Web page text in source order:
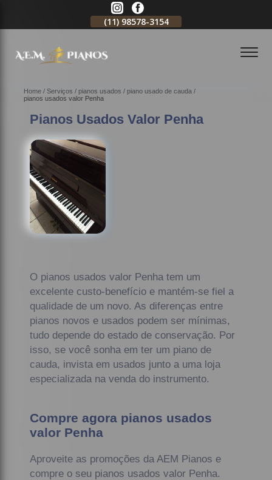
(11) 98578-3154
Home Serviços pianos usados
piano usado de cauda
pianos usados valor Penha
Pianos Usados Valor Penha
O pianos usados valor Penha tem um
excelente custo-benefício e mantém-se fiel a
qualidade de um novo. As diferenças entre
pianos novos e usados podem ser mínimas,
tudo depende do estado de conservação. Por
isso, se você sonha em ter um piano de
cauda, invista em usados junto a uma loja
especializada na venda do instrumento.
Compre agora pianos usados
valor Penha
Aproveite as promoções da AEM Pianos e
compre o seu pianos usados valor Penha.